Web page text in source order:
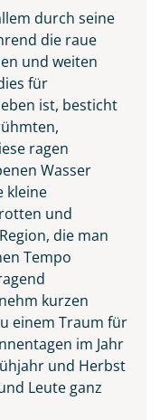
durch seine
die raue
und weiten
für
ist, besticht
ragen
Wasser
kleine
und
die man
Tempo
kurzen
einem Traum für
im Jahr
und Herbst
Leute ganz